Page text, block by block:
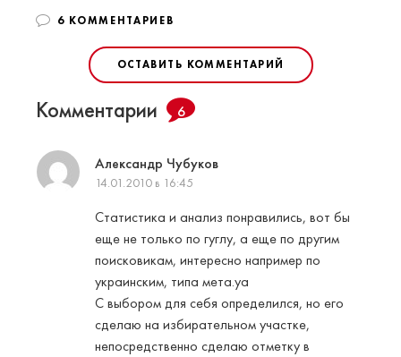
6 КОММЕНТАРИЕВ
ОСТАВИТЬ КОММЕНТАРИЙ
Комментарии 6
Александр Чубуков
14.01.2010 в 16:45
Статистика и анализ понравились, вот бы
еще не только по гуглу, а еще по другим
поисковикам, интересно например по
украинским, типа мета.уа
С выбором для себя определился, но его
сделаю на избирательном участке,
непосредственно сделаю отметку в